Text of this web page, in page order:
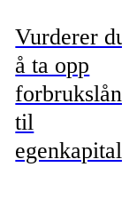
Vurderer du
å ta opp
forbrukslån
til